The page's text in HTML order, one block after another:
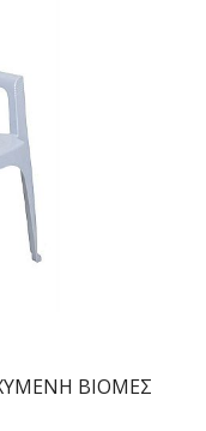
ΒΙΟΜΕΣ